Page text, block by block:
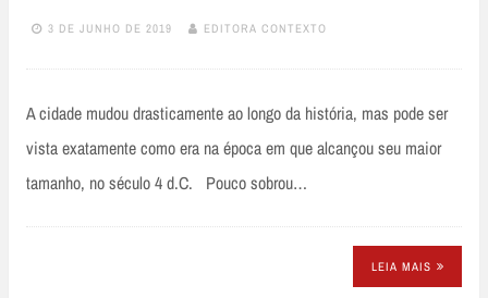
3 DE JUNHO DE 2019 EDITORA CONTEXTO
A cidade mudou drasticamente ao longo da história, mas pode ser
vista exatamente como era na época em que alcançou seu maior
tamanho, no século 4 d.C. Pouco sobrou…
LEIA MAIS